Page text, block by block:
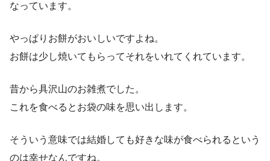
なっています。
やっぱりお餅がおいしいですよね。
お餅は少し焼いてもらってそれをいれてくれています。
昔から具沢山のお雑煮でした。
これを食べるとお袋の味を思い出します。
そういう意味では結婚しても好きな味が食べられるという
のは幸せなんですね。